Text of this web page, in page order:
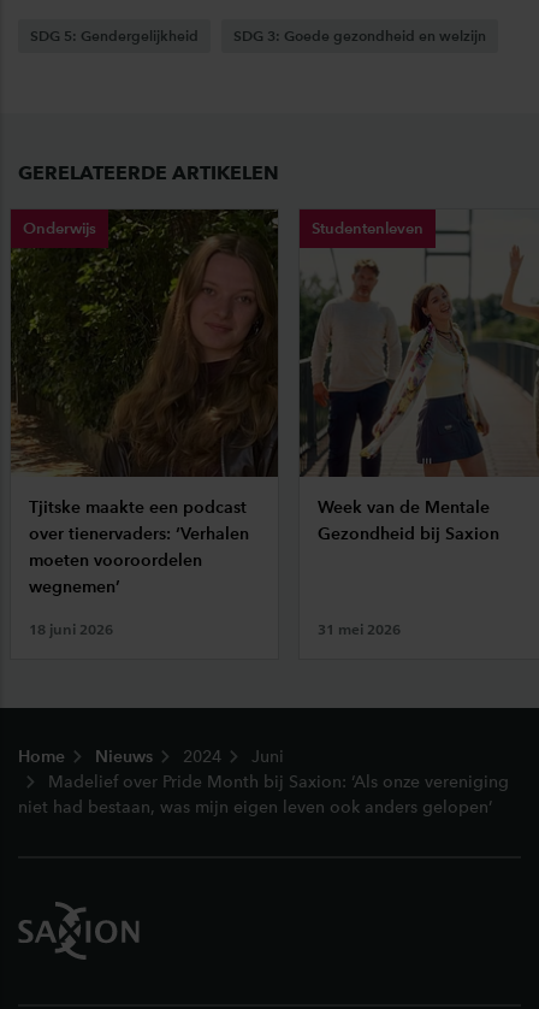
SDG 5: Gendergelijkheid SDG 3: Goede gezondheid en welzijn
GERELATEERDE ARTIKELEN
Onderwijs
Tjitske maakte een podcast
over tienervaders: ‘Verhalen
moeten vooroordelen
wegnemen’
18 juni 2026
Studentenleven
Week van de Mentale
Gezondheid bij Saxion
31 mei 2026
Home Nieuws 2024
Juni
Madelief over Pride Month bij Saxion: ‘Als onze vereniging
niet had bestaan, was mijn eigen leven ook anders gelopen’